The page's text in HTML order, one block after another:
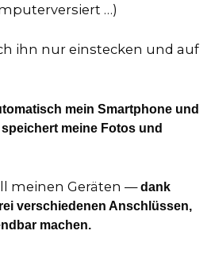
…)
ihn nur einstecken und auf
mein Smartphone und
meine Fotos und
meinen Geräten —dank
verschiedenen Anschlüssen,
machen.